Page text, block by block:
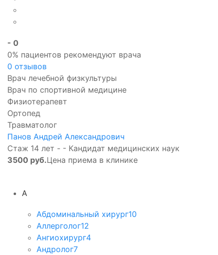
- 0
0% пациентов рекомендуют врача
0 отзывов
Врач лечебной физкультуры
Врач по спортивной медицине
Физиотерапевт
Ортопед
Травматолог
Панов Андрей Александрович
Стаж 14 лет - - Кандидат медицинских наук
3500 руб.Цена приема в клинике
А
Абдоминальный хирург10
Аллерголог12
Ангиохирург4
Андролог7